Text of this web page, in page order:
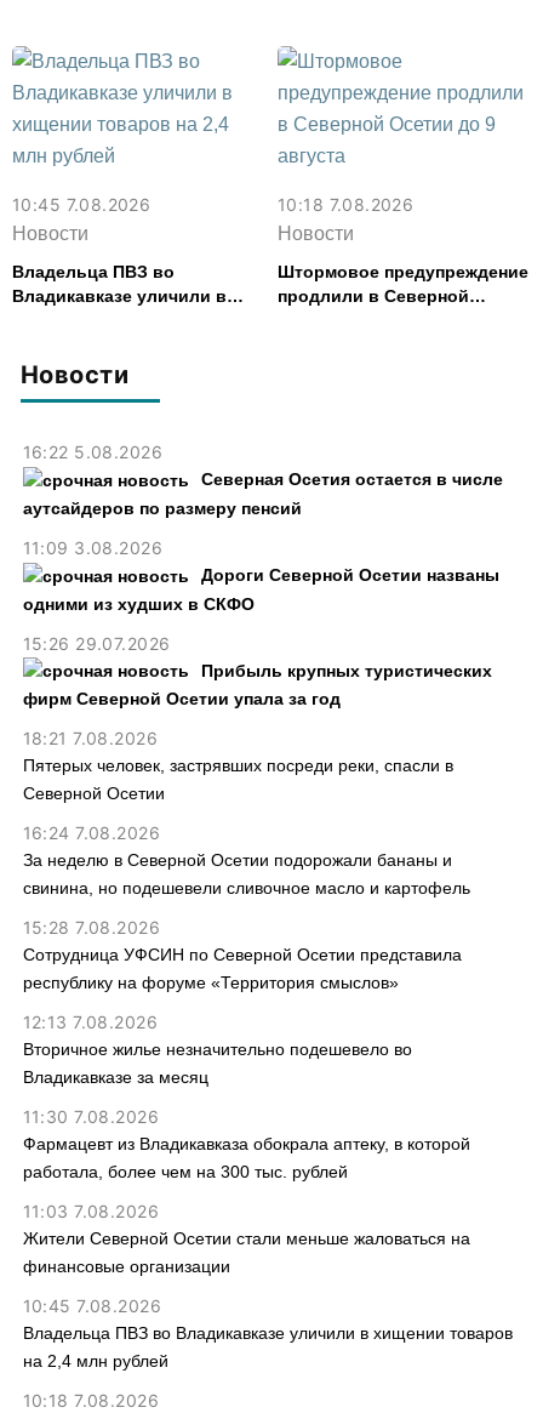
Новости
16:22 5.08.2026
Северная Осетия остается в числе
аутсайдеров по размеру пенсий
11:09 3.08.2026
Дороги Северной Осетии названы
одними из худших в СКФО
15:26 29.07.2026
Прибыль крупных туристических
фирм Северной Осетии упала за год
18:21 7.08.2026
Пятерых человек, застрявших посреди реки, спасли в
Северной Осетии
16:24 7.08.2026
За неделю в Северной Осетии подорожали бананы и
свинина, но подешевели сливочное масло и картофель
15:28 7.08.2026
Сотрудница УФСИН по Северной Осетии представила
республику на форуме «Территория смыслов»
12:13 7.08.2026
Вторичное жилье незначительно подешевело во
Владикавказе за месяц
11:30 7.08.2026
Фармацевт из Владикавказа обокрала аптеку, в которой
работала, более чем на 300 тыс. рублей
11:03 7.08.2026
Жители Северной Осетии стали меньше жаловаться на
финансовые организации
10:45 7.08.2026
Владельца ПВЗ во Владикавказе уличили в хищении товаров
на 2,4 млн рублей
10:18 7.08.2026
10:45 7.08.2026
Новости
Владельца ПВЗ во
Владикавказе уличили в
10:18 7.08.2026
Новости
Штормовое предупреждение
продлили в Северной